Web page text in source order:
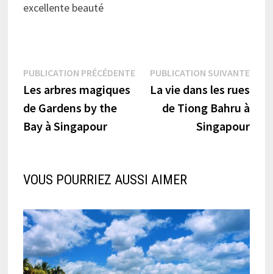
excellente beauté
Navigation
de
l’article
PUBLICATION PRÉCÉDENTEPublication
précédente :
Les arbres magiques
de Gardens by the
Bay à Singapour
PUBLICATION SUIVANTE
La vie dans les rues
de Tiong Bahru à
Singapour
VOUS POURRIEZ AUSSI AIMER